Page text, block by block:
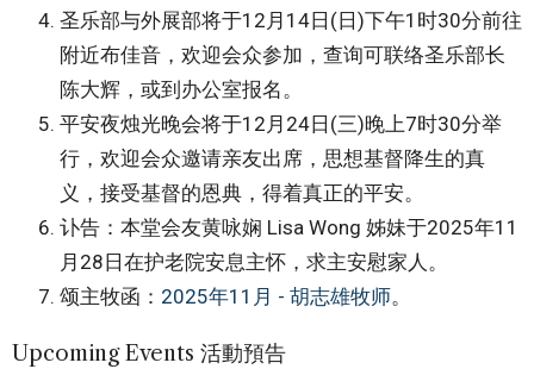
圣乐部与外展部将于12月14日(日)下午1时30分前往
附近布佳音，欢迎会众参加，查询可联络圣乐部长
陈大辉，或到办公室报名。
平安夜烛光晚会将于12月24日(三)晚上7时30分举
行，欢迎会众邀请亲友出席，思想基督降生的真
义，接受基督的恩典，得着真正的平安。
讣告：本堂会友黄咏娴 Lisa Wong 姊妹于2025年11
月28日在护老院安息主怀，求主安慰家人。
颂主牧函： 2025年11月 - 胡志雄牧师。
Upcoming Events 活動預告